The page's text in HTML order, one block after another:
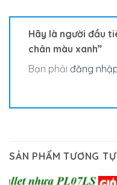
Hãy là người đầu
chân màu xanh”
Bạn phải đăng
SẢN PHẨM TƯƠNG TỰ